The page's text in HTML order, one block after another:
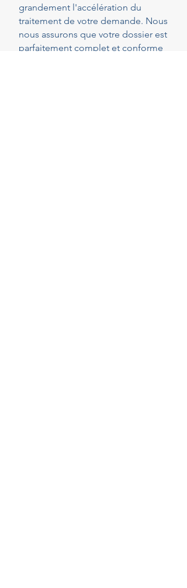
grandement l'accélération du
traitement de votre demande. Nous
nous assurons que votre dossier est
parfaitement complet et conforme